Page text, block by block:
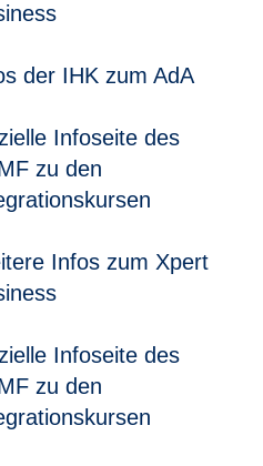
der IHK zum AdA
Infoseite des
zu den
Infos zum Xpert
Infoseite des
zu den